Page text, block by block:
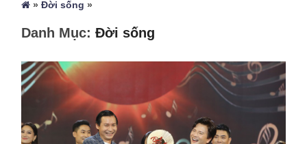
»Đời sống »
Danh Mục:Đời sống